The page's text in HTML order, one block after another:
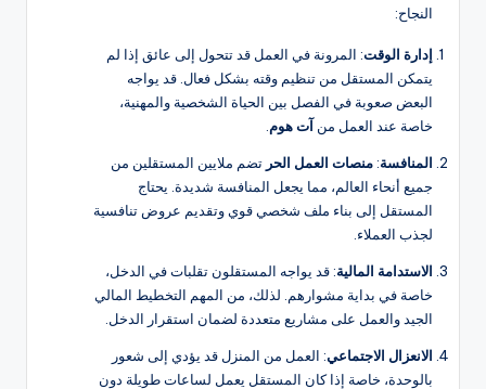
النجاح:
إدارة الوقت: المرونة في العمل قد تتحول إلى عائق إذا لم
يتمكن المستقل من تنظيم وقته بشكل فعال. قد يواجه
البعض صعوبة في الفصل بين الحياة الشخصية والمهنية،
خاصة عند العمل من آت هوم
المنافسة: منصات العمل الحر تضم ملايين المستقلين من
جميع أنحاء العالم، مما يجعل المنافسة شديدة. يحتاج
المستقل إلى بناء ملف شخصي قوي وتقديم عروض تنافسية
لجذب العملاء.
الاستدامة المالية: قد يواجه المستقلون تقلبات في الدخل،
خاصة في بداية مشوارهم. لذلك، من المهم التخطيط المالي
الجيد والعمل على مشاريع متعددة لضمان استقرار الدخل.
الانعزال الاجتماعي: العمل من المنزل قد يؤدي إلى شعور
بالوحدة، خاصة إذا كان المستقل يعمل لساعات طويلة دون